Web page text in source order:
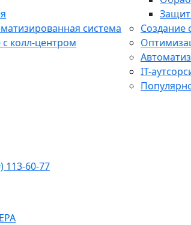
система
колл-центром
Создание
IT-
113-60-77